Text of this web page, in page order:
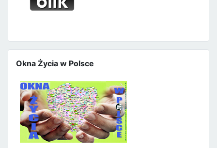
Okna Życia w Polsce